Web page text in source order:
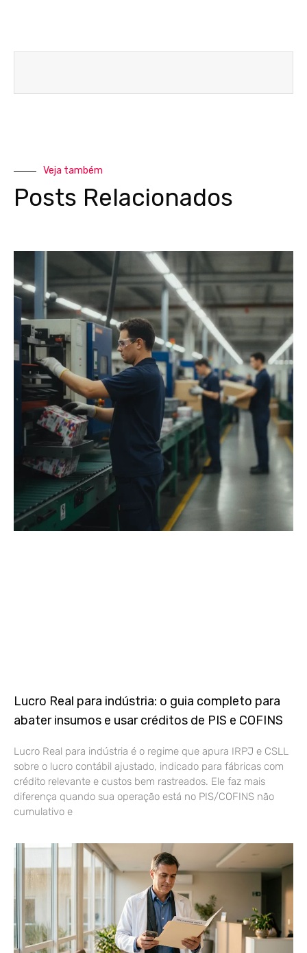
Veja também
Posts Relacionados
Lucro Real para indústria: o guia completo para
abater insumos e usar créditos de PIS e COFINS
Lucro Real para indústria é o regime que apura IRPJ e CSLL
sobre o lucro contábil ajustado, indicado para fábricas com
crédito relevante e custos bem rastreados. Ele faz mais
diferença quando sua operação está no PIS/COFINS não
cumulativo e